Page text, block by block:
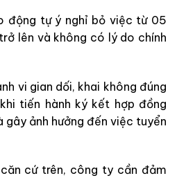
động tự ý nghỉ bỏ việc từ 05
lên và không có lý do chính
vi gian dối, khai không đúng
tiến hành ký kết hợp đồng
ảnh hưởng đến việc tuyển
cứ trên, công ty cần đảm